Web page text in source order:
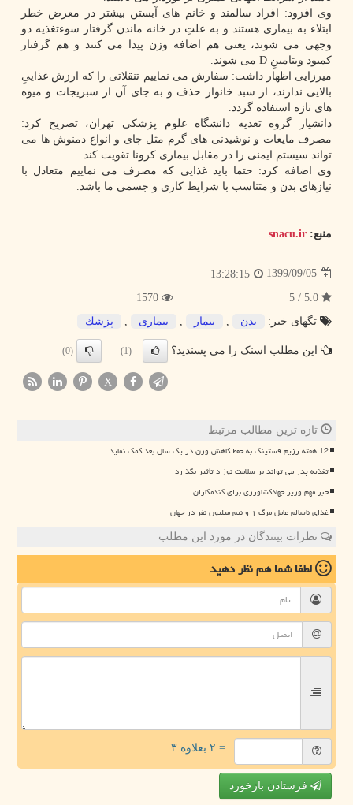
وی افزود: افراد سالمند و خانم های آبستن بیشتر در معرض خطر
ابتلاء به بیماری هستند و به علتِ در خانه ماندن گرفتار سوءتغذیه دو
وجهی می شوند، یعنی هم اضافه وزن پیدا می کنند و هم گرفتار
کمبود ویتامینِ D می شوند.
میرزایی اظهار داشت: سفارش می نماییم تنقلاتی را که ارزش غذاییِ
بالایی ندارند، از سبد خانوار حذف و به جای آن از سبزیجات و میوه
های تازه استفاده گردد.
دانشیار گروه تغذیه دانشگاه علوم پزشکی تهران، تصریح کرد:
مصرف مایعات و نوشیدنی های گرم مثل چای و انواع دمنوش ها می
تواند سیستم ایمنی را در مقابل بیماری کرونا تقویت کند.
وی اضافه کرد: حتما باید غذایی که مصرف می نماییم متعادل با
نیازهای بدن و متناسب با شرایط کاری و جسمی ما باشد.
منبع: snacu.ir
1399/09/05
13:28:15
تگهای خبر:
بدن بیمار بیماری پزشك
این مطلب اسنک را می پسندید؟ (1)
(0)
X
تازه ترین مطالب مرتبط
12 هفته رژیم فستینگ به حفظ کاهش وزن در یک سال بعد کمک نماید
تغذیه پدر می تواند بر سلامت نوزاد تأثیر بگذارد
خبر مهم وزیر جهادکشاورزی برای گندمکاران
غذای ناسالم عامل مرگ ۱ و نیم میلیون نفر در جهان
نظرات بینندگان در مورد این مطلب
لطفا شما همنظر دهید
= ۲ بعلاوه ۳
فرستادن بازخورد